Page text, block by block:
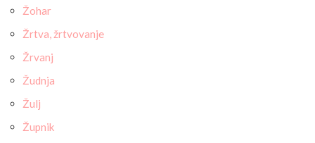
Žohar
Žrtva, žrtvovanje
Žrvanj
Žudnja
Žulj
Župnik